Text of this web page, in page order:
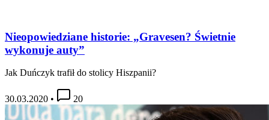
Nieopowiedziane historie: „Gravesen? Świetnie
wykonuje auty”
Jak Duńczyk trafił do stolicy Hiszpanii?
30.03.2020 • 20